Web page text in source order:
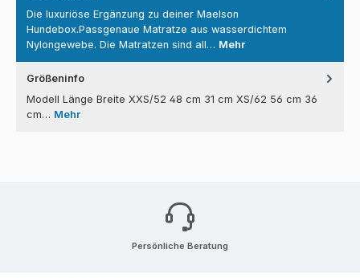
Die luxuriöse Ergänzung zu deiner Maelson
Hundebox.Passgenaue Matratze aus wasserdichtem
Nylongewebe. Die Matratzen sind all… Mehr
Größeninfo
Modell Länge Breite XXS/52 48 cm 31 cm XS/62 56 cm 36
cm… Mehr
Persönliche Beratung